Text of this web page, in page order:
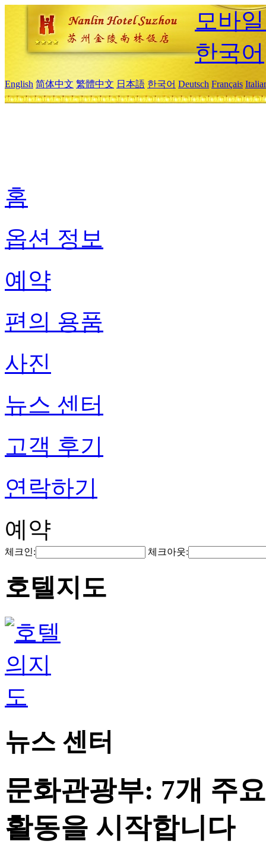
모바
한국어
English 简体中文 繁體中文 日本語 한국어 Deutsch Français
홈
옵션 정보
예약
편의 용품
사진
뉴스 센터
고객 후기
연락하기
예약
체크인: 체크아웃:
호텔지도
뉴스 센터
문화관광부: 7개 주
활동을 시작합니다